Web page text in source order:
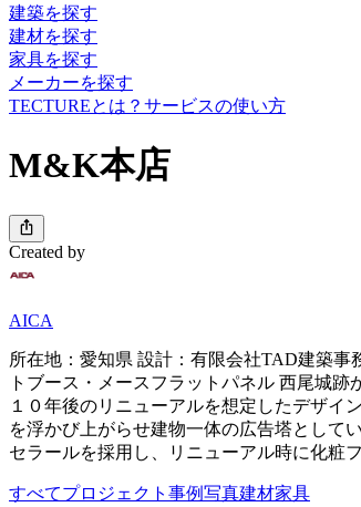
建築を探す
建材を探す
家具を探す
メーカーを探す
TECTUREとは？ サービスの使い方
M&K本店
Created by
AICA
所在地：愛知県 設計：有限会社TAD建築
トブース・メースフラットパネル 西尾城
１０年後のリニューアルを想定したデザイ
を浮かび上がらせ建物一体の広告塔として
セラールを採用し、リニューアル時に化粧
すべてプロジェクト 事例写真建材家具